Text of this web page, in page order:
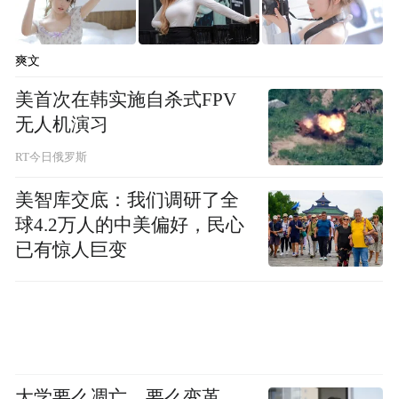
爽文
美首次在韩实施自杀式FPV
无人机演习
RT今日俄罗斯
美智库交底：我们调研了全
球4.2万人的中美偏好，民心
已有惊人巨变